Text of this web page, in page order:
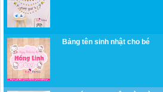
Bảng tên sinh nhật cho bé